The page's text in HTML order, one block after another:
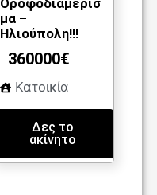
Οροφοδιαμέρισ
μα –
Ηλιούπολη!!!
360000€
Κατοικία
Δες το
ακίνητο